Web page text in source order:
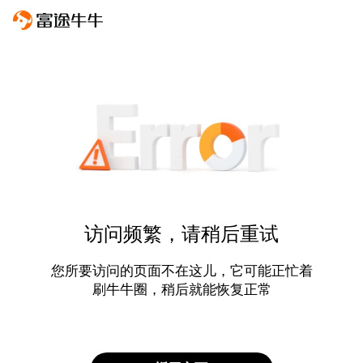
访问频繁，请稍后重试
您所要访问的页面不在这儿，它可能正忙着
刷牛牛圈，稍后就能恢复正常